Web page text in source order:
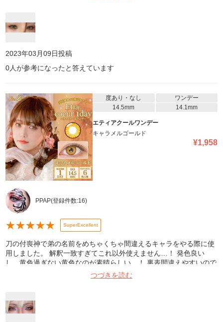
2023年03月09日投稿
0人が参考になったと答えています
度あり・なし
ワンデー
14.5mm
14.1mm
エティアクールワンデー
キャラメルゴールド
¥1,958
PPAP(登録件数:16)
★★★★★ SuperExcellent
刀の付喪神で弟の名前をめちゃくちゃ間違えるキャラをやる際に使
用しました。 解釈一致すぎてこれ以外使えません…！ 発色良い
し、黄色過ぎない黄色なのが素晴らしい…！ 裏表間違えやすいので
お気を付けて！ 間違えるとめちゃくちゃズレるし痛いです！ オス
つづきを読む